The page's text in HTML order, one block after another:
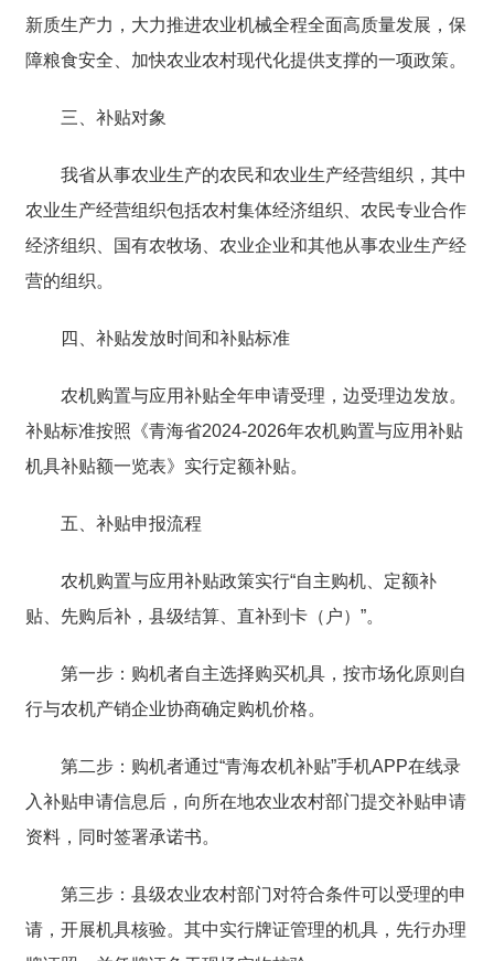
新质生产力， 大力推进农业机械全程全面高质量发展， 保
障粮食安全、加快农业农村现代化提供支撑的一项政策。
三、补贴对象
我省从事农业生产的农民和农业生产经营组织 ， 其中
农业生产经营组织包括农村集体经济组织、农民专业合作
经济组织、国有农牧场、农业企业和其他从事农业生产经
营的组织。
四、补贴发放时间和补贴标准
农机购置与应用补贴全年申请受理，边受理边发放。
补贴标准按照《青海省2024-2026年农机购置与应用补贴
机具补贴额一览表》实行定额补贴。
五、补贴申报流程
农机购置与应用补贴政策实行“自主购机、定额补
贴、先购后补，县级结算、直补到卡（户） ”。
第一步： 购机者自主选择购买机具，按市场化原则自
行与农机产销企业协商确定购机价格。
第二步： 购机者通过“青海农机补贴”手机APP在线录
入补贴申请信息后，向所在地农业农村部门提交补贴申请
资料， 同时签署承诺书。
第三步： 县级农业农村部门对符合条件可以受理的申
请，开展机具核验。 其中实行牌证管理的机具，先行办理